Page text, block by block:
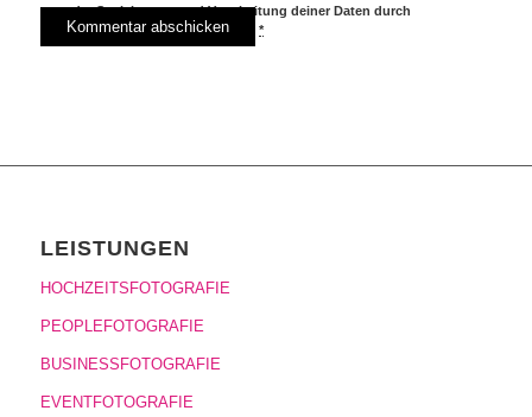
der Speicherung und Verarbeitung deiner Daten durch
diese Website einverstanden.*
LEISTUNGEN
HOCHZEITSFOTOGRAFIE
PEOPLEFOTOGRAFIE
BUSINESSFOTOGRAFIE
EVENTFOTOGRAFIE